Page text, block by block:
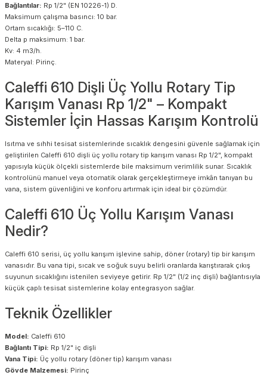
Bağlantılar: Rp 1/2" (EN 10226-1) D.
Maksimum çalışma basıncı: 10 bar.
Ortam sıcaklığı: 5–110 C.
Delta p maksimum: 1 bar.
Kv: 4 m3/h.
Materyal: Pirinç.
Caleffi 610 Dişli Üç Yollu Rotary Tip
Karışım Vanası Rp 1/2" – Kompakt
Sistemler İçin Hassas Karışım Kontrolü
Isıtma ve sıhhi tesisat sistemlerinde sıcaklık dengesini güvenle sağlamak için
geliştirilen Caleffi 610 dişli üç yollu rotary tip karışım vanası Rp 1/2", kompakt
yapısıyla küçük ölçekli sistemlerde bile maksimum verimlilik sunar. Sıcaklık
kontrolünü manuel veya otomatik olarak gerçekleştirmeye imkân tanıyan bu
vana, sistem güvenliğini ve konforu artırmak için ideal bir çözümdür.
Caleffi 610 Üç Yollu Karışım Vanası
Nedir?
Caleffi 610 serisi, üç yollu karışım işlevine sahip, döner (rotary) tip bir karışım
vanasıdır. Bu vana tipi, sıcak ve soğuk suyu belirli oranlarda karıştırarak çıkış
suyunun sıcaklığını istenilen seviyeye getirir. Rp 1/2" (1/2 inç dişli) bağlantısıyla
küçük çaplı tesisat sistemlerine kolay entegrasyon sağlar.
Teknik Özellikler
Model: Caleffi 610
Bağlantı Tipi: Rp 1/2" iç dişli
Vana Tipi: Üç yollu rotary (döner tip) karışım vanası
Gövde Malzemesi: Pirinç